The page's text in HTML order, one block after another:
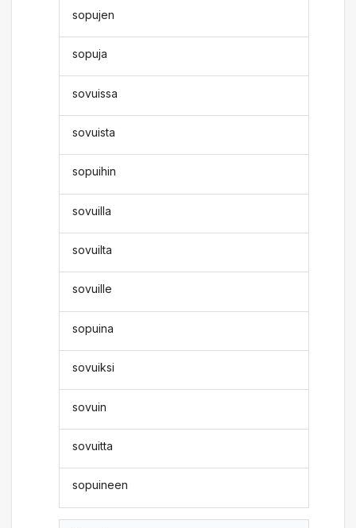
sopujen
sopuja
sovuissa
sovuista
sopuihin
sovuilla
sovuilta
sovuille
sopuina
sovuiksi
sovuin
sovuitta
sopuineen